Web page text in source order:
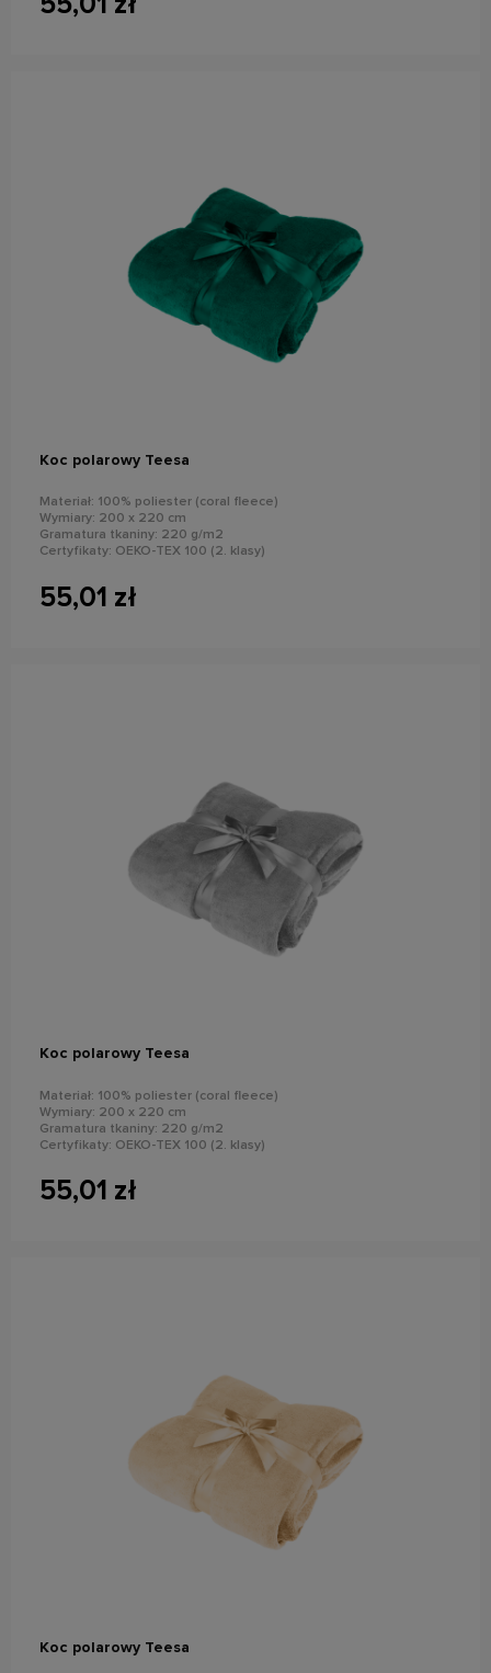
Koc polarowy Teesa
Materiał: 100% poliester (coral fleece)
Wymiary: 200 x 220 cm
Gramatura tkaniny: 220 g/m2
Certyfikaty: OEKO-TEX 100 (2. klasy)
55,01 zł
do koszyka
Koc polarowy Teesa
Materiał: 100% poliester (coral fleece)
Wymiary: 200 x 220 cm
Gramatura tkaniny: 220 g/m2
Certyfikaty: OEKO-TEX 100 (2. klasy)
55,01 zł
do koszyka
Koc polarowy Teesa
do koszyka